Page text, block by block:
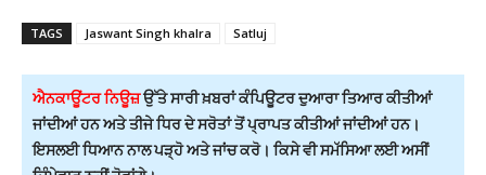
TAGS Jaswant Singh khalra Satluj
ਐਨਕਾਊਂਟਰ ਨਿਊਜ਼ਉੱਤੇ ਸਾਰੀ ਖ਼ਬਰਾਂ ਕੰਪਿਊਟਰ ਦੁਆਰਾ ਤਿਆਰ ਕੀਤੀਆਂ
ਜਾਂਦੀਆਂ ਹਨ ਅਤੇ ਤੀਜੇ ਧਿਰ ਦੇ ਸਰੋਤਾਂ ਤੋਂ ਪ੍ਰਾਪਤ ਕੀਤੀਆਂ ਜਾਂਦੀਆਂ ਹਨ।
ਇਸਲਈ ਧਿਆਨ ਨਾਲ ਪੜ੍ਹੋ ਅਤੇ ਜਾਂਚ ਕਰੋ। ਕਿਸੇ ਵੀ ਸਮੱਸਿਆ ਲਈ ਅਸੀਂ